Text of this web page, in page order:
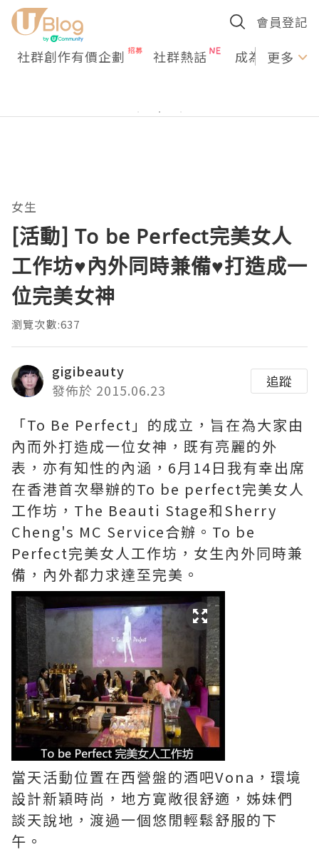
會員登記
社群創作有價企劃 社群熱話 成為U更多
女生
[活動] To be Perfect完美女人
工作坊♥內外同時兼備♥打造成一
位完美女神
瀏覽次數:637
gigibeauty
發佈於 2015.06.23
追蹤
「To Be Perfect」的成立，旨在為大家由
內而外打造成一位女神，既有亮麗的外
表，亦有知性的內涵，6月14日我有幸出席
在香港首次舉辦的To be perfect完美女人
工作坊，The Beauti Stage和Sherry
Cheng's MC Service合辦。To be
Perfect完美女人工作坊，女生內外同時兼
備，內外都力求達至完美。
當天活動位置在西營盤的酒吧Vona，環境
設計新穎時尚，地方寛敞很舒適，姊妹們
談天說地，渡過一個悠閒輕鬆舒服的下
午。